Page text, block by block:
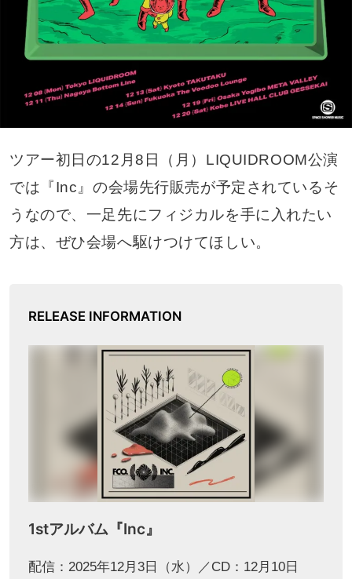
ツアー初日の12月8日（月）LIQUIDROOM公演
では『Inc』の会場先行販売が予定されているそ
うなので、一足先にフィジカルを手に入れたい
方は、ぜひ会場へ駆けつけてほしい。
RELEASE INFORMATION
1stアルバム『Inc』
配信：2025年12月3日（水）／CD：12月10日